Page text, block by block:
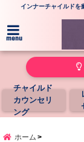
インナーチャイルドを
menu
チャイルド
カウンセリ
ング
ホーム